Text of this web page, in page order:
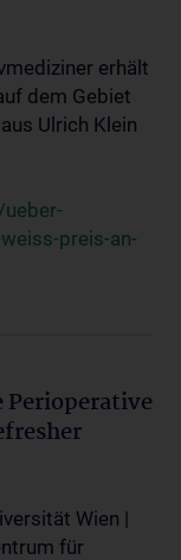
erhält
dem Gebiet
Ulrich Klein
preis-an-
Wien |
für